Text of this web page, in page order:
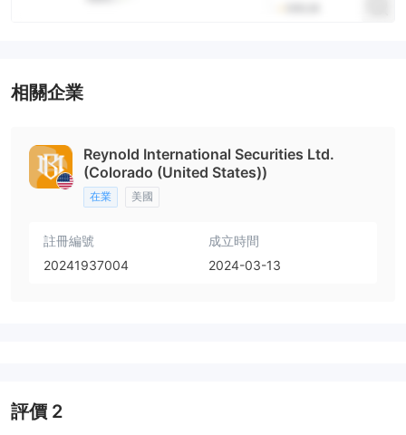
相關企業
Reynold International Securities Ltd.
(Colorado (United States))
在業 美國
註冊編號
20241937004
成立時間
2024-03-13
評價 2